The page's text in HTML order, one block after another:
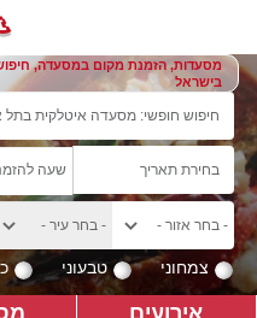
מסעדות, הזמנת מקום במסעדה,
בישראל
צמחוני טבעוני
אירועים